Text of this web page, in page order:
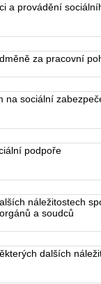
a provádění
za pracovní
na sociální
podpoře
náležitostech
a soudců
dalších